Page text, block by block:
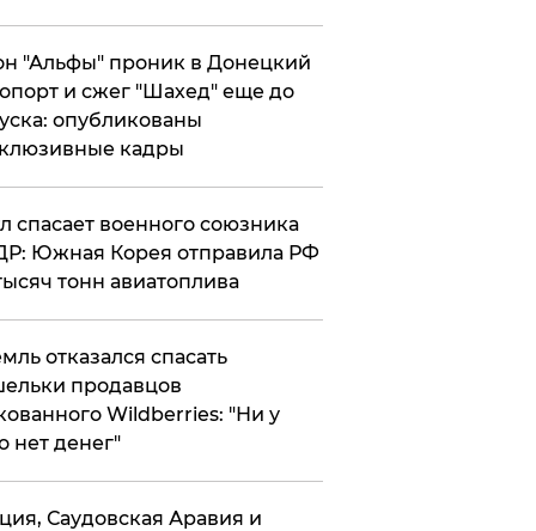
"Альфы" проник в Донецкий
и сжег "Шахед" еще до
опубликованы
кадры
спасает военного союзника
Южная Корея отправила РФ
тонн авиатоплива
отказался спасать
продавцов
Wildberries: "Ни у
нет денег"
Саудовская Аравия и